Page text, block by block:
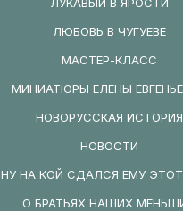
ЛЮБОВЬ В ЧУГУЕВЕ
МАСТЕР-КЛАСС
МИНИАТЮРЫ ЕЛЕНЫ
НОВОРУССКАЯ ИСТОРИЯ
НОВОСТИ
НУ НА КОЙ СДАЛСЯ ЕМУ
О БРАТЬЯХ НАШИХ